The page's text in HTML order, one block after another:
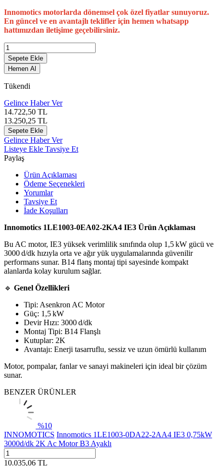
Innomotics motorlarda dönemsel çok özel fiyatlar sunuyoruz.
En güncel ve en avantajlı teklifler için hemen whatsapp
hattımızdan iletişime geçebilirsiniz.
Sepete Ekle
Hemen Al
Tükendi
Gelince Haber Ver
14.722,50 TL
13.250,25 TL
Sepete Ekle
Gelince Haber Ver
Listeye Ekle Tavsiye Et
Paylaş
Ürün Açıklaması
Ödeme Seçenekleri
Yorumlar
Tavsiye Et
İade Koşulları
Innomotics 1LE1003-0EA02-2KA4 IE3 Ürün Açıklaması
Bu AC motor, IE3 yüksek verimlilik sınıfında olup 1,5 kW gücü ve
3000 d/dk hızıyla orta ve ağır yük uygulamalarında güvenilir
performans sunar. B14 flanş montaj tipi sayesinde kompakt
alanlarda kolay kurulum sağlar.
🔹 Genel Özellikleri
Tipi: Asenkron AC Motor
Güç: 1,5 kW
Devir Hızı: 3000 d/dk
Montaj Tipi: B14 Flanşlı
Kutuplar: 2K
Avantajı: Enerji tasarruflu, sessiz ve uzun ömürlü kullanım
Motor, pompalar, fanlar ve sanayi makineleri için ideal bir çözüm
sunar.
BENZER ÜRÜNLER
%10
INNOMOTICS Innomotics 1LE1003-0DA22-2AA4 IE3 0,75kW
3000d/dk 2K Ac Motor B3 Ayaklı
10.035,06 TL